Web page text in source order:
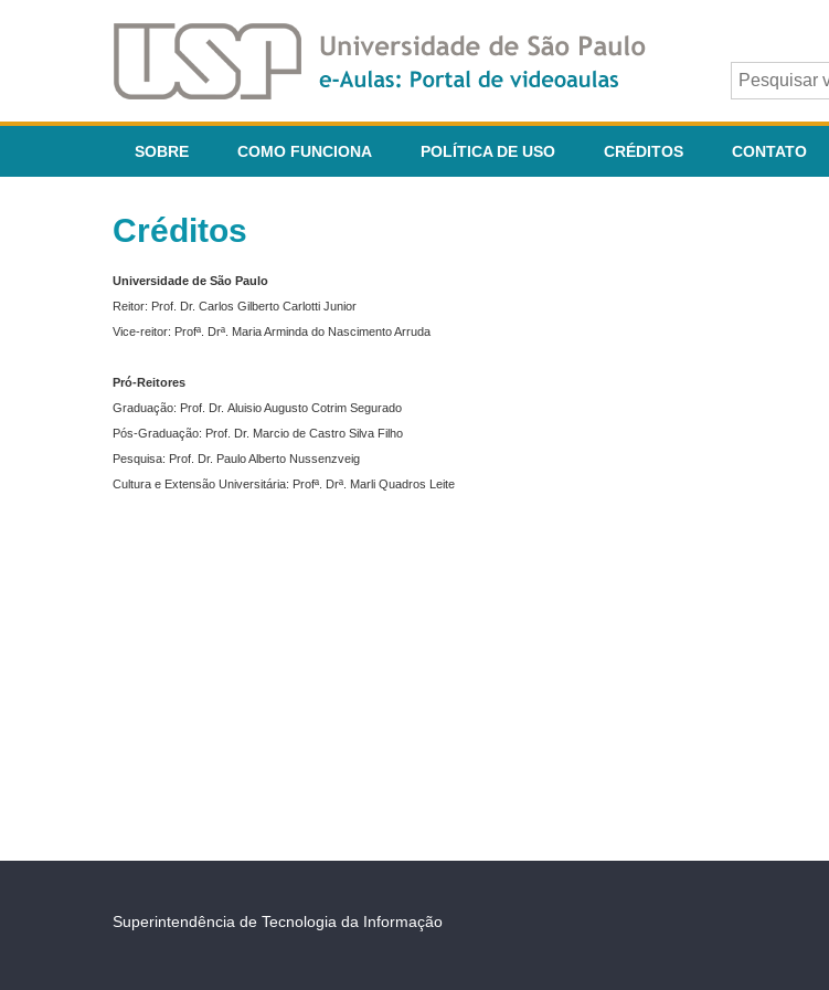
SOBRE COMO FUNCIONA POLÍTICA DE USO CRÉDITOS CONTATO
Créditos
Universidade de São Paulo
Reitor: Prof. Dr. Carlos Gilberto Carlotti Junior
Vice-reitor: Profª. Drª. Maria Arminda do Nascimento Arruda
Pró-Reitores
Graduação: Prof. Dr. Aluisio Augusto Cotrim Segurado
Pós-Graduação: Prof. Dr. Marcio de Castro Silva Filho
Pesquisa: Prof. Dr. Paulo Alberto Nussenzveig
Cultura e Extensão Universitária: Profª. Drª. Marli Quadros Leite
Superintendência de Tecnologia da Informação